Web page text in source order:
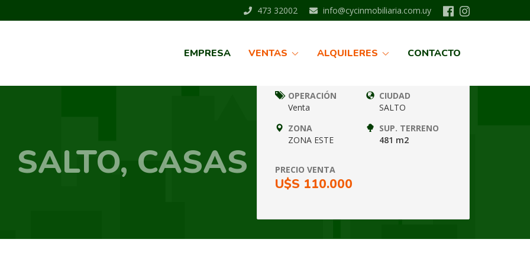
473 32002 info@cycinmobiliaria.com.uy
EMPRESA VENTAS ALQUILERES CONTACTO
SALTO, CASAS
OPERACIÓN
Venta
CIUDAD
SALTO
ZONA
ZONA ESTE
SUP. TERRENO
481 m2
PRECIO VENTA
U$S 110.000